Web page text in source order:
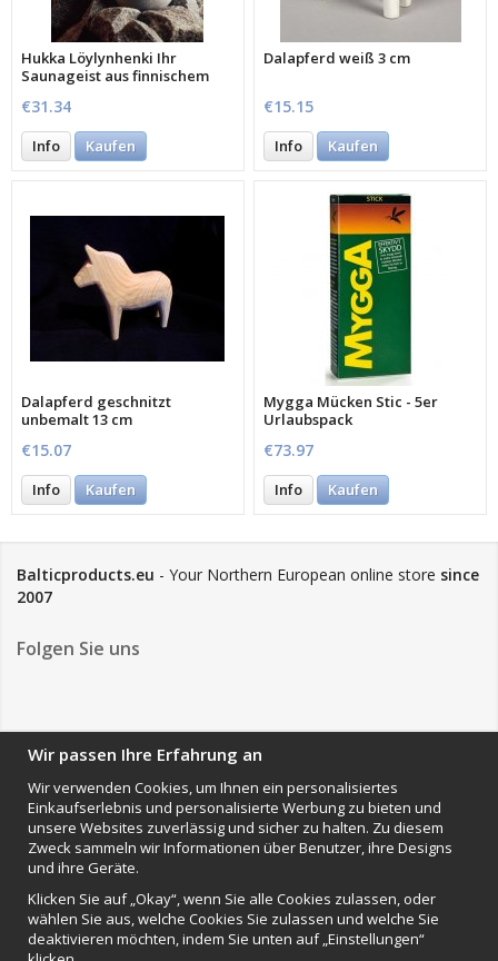
Hukka Löylynhenki Ihr
Saunageist aus finnischem
€31.34
Info Kaufen
Dalapferd weiß 3 cm
€15.15
Info Kaufen
Dalapferd geschnitzt
unbemalt 13 cm
€15.07
Info Kaufen
Mygga Mücken Stic - 5er
Urlaubspack
€73.97
Info Kaufen
Balticproducts.eu - Your Northern European online store since
2007
Folgen Sie uns
NEWSLETTER
Anmelden
Impressum
VAMOS Commerce AB
Organisationsnummer: 559502-0453
Wir passen Ihre Erfahrung an
Wir verwenden Cookies, um Ihnen ein personalisiertes
Einkaufserlebnis und personalisierte Werbung zu bieten und
unsere Websites zuverlässig und sicher zu halten. Zu diesem
Zweck sammeln wir Informationen über Benutzer, ihre Designs
und ihre Geräte.
Klicken Sie auf „Okay“, wenn Sie alle Cookies zulassen, oder
wählen Sie aus, welche Cookies Sie zulassen und welche Sie
deaktivieren möchten, indem Sie unten auf „Einstellungen“